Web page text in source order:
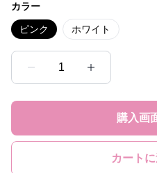
カラー
ピンク ホワイト
1
購入画
カート